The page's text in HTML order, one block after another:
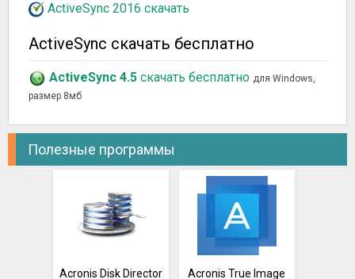
ActiveSync 2016 скачать
ActiveSync скачать бесплатно
ActiveSync 4.5 скачать бесплатно для Windows,
размер 8мб
Полезные программы
Acronis Disk Director Acronis True Image